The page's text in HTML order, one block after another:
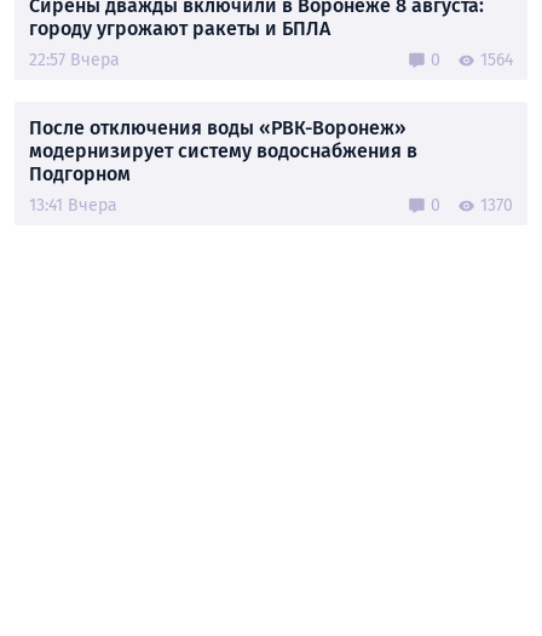
Сирены дважды включили в Воронеже 8 августа:
городу угрожают ракеты и БПЛА
22:57 Вчера 0 1564
После отключения воды «РВК-Воронеж»
модернизирует систему водоснабжения в
Подгорном
13:41 Вчера 0 1370